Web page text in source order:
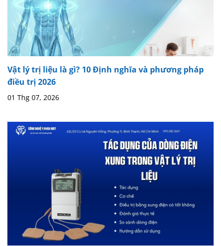
Vật lý trị liệu là gì? 10 Định nghĩa và phương pháp
điều trị 2026
01 Thg 07, 2026